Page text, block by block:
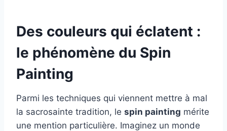
Des couleurs qui éclatent :
le phénomène du Spin
Painting
Parmi les techniques qui viennent mettre à mal
la sacrosainte tradition, le spin painting mérite
une mention particulière. Imaginez un monde